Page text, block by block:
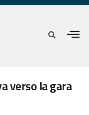
verso la gara